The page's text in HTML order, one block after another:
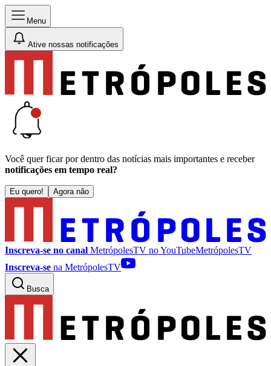
Menu
Ative nossas notificações
Você quer ficar por dentro das notícias mais importantes e receber
notificações em tempo real?
Eu quero! Agora não
Inscreva-se no canal MetrópolesTV noYouTubeMetrópolesTV
Inscreva-se na MetrópolesTV
Busca